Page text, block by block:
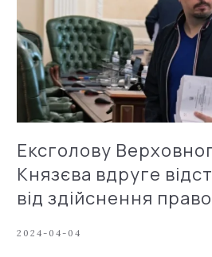
Ексголову
Князєва вдруге
від здійснення
2024-04-04